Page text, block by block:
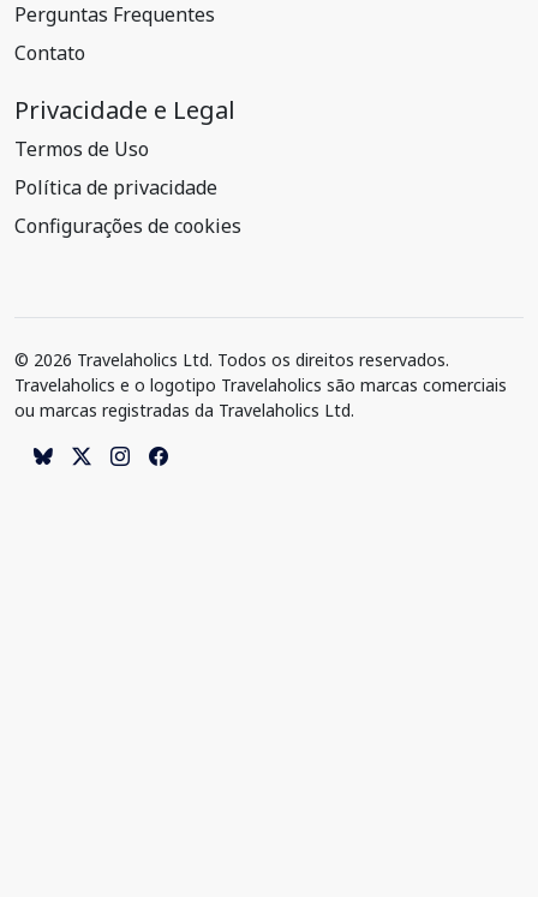
Perguntas Frequentes
Contato
Privacidade e Legal
Termos de Uso
Política de privacidade
Configurações de cookies
© 2026 Travelaholics Ltd. Todos os direitos reservados.
Travelaholics e o logotipo Travelaholics são marcas comerciais
ou marcas registradas da Travelaholics Ltd.